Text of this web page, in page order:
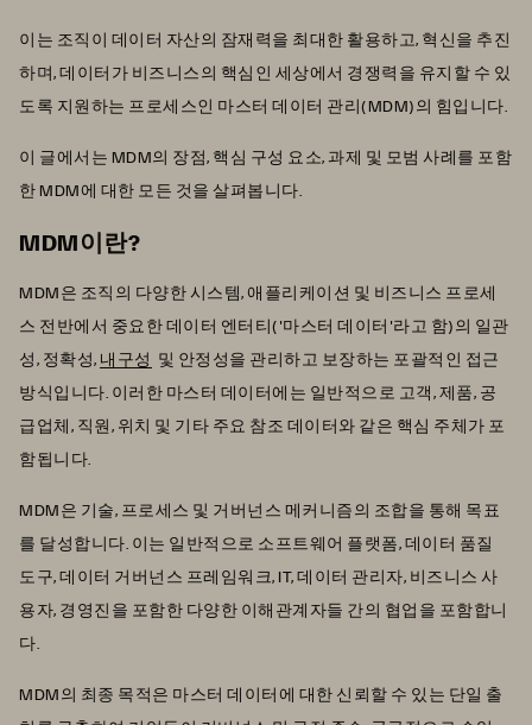
이는 조직이 데이터 자산의 잠재력을 최대한 활용하고, 혁신을 추진
하며, 데이터가 비즈니스의 핵심인 세상에서 경쟁력을 유지할 수 있
도록 지원하는 프로세스인 마스터 데이터 관리(MDM)의 힘입니다.
이 글에서는 MDM의 장점, 핵심 구성 요소, 과제 및 모범 사례를 포함
한 MDM에 대한 모든 것을 살펴봅니다.
MDM이란?
MDM은 조직의 다양한 시스템, 애플리케이션 및 비즈니스 프로세
스 전반에서 중요한 데이터 엔터티('마스터 데이터'라고 함)의 일관
성, 정확성, 내구성 및 안정성을 관리하고 보장하는 포괄적인 접근
방식입니다. 이러한 마스터 데이터에는 일반적으로 고객, 제품, 공
급업체, 직원, 위치 및 기타 주요 참조 데이터와 같은 핵심 주체가 포
함됩니다.
MDM은 기술, 프로세스 및 거버넌스 메커니즘의 조합을 통해 목표
를 달성합니다. 이는 일반적으로 소프트웨어 플랫폼, 데이터 품질
도구, 데이터 거버넌스 프레임워크, IT, 데이터 관리자, 비즈니스 사
용자, 경영진을 포함한 다양한 이해관계자들 간의 협업을 포함합니
다.
MDM의 최종 목적은 마스터 데이터에 대한 신뢰할 수 있는 단일 출